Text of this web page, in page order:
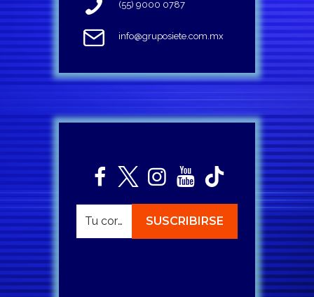
(55) 9000 0787
info@gruposiete.com.mx